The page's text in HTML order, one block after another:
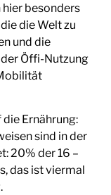
hier besonders
die Welt zu
und die
Öffi-Nutzung
Ernährung:
sind in der
20% der 16 –
das ist viermal